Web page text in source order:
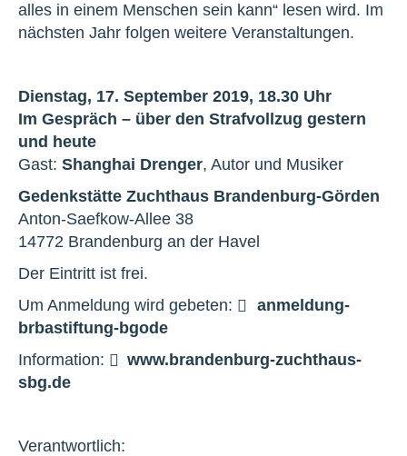
alles in einem Menschen sein kann“ lesen wird. Im
nächsten Jahr folgen weitere Veranstaltungen.
Dienstag, 17. September 2019, 18.30 Uhr
Im Gespräch – über den Strafvollzug gestern
und heute
Gast: Shanghai Drenger, Autor und Musiker
Gedenkstätte Zuchthaus Brandenburg-Görden
Anton-Saefkow-Allee 38
14772 Brandenburg an der Havel
Der Eintritt ist frei.
Um Anmeldung wird gebeten:
anmeldung-
brbastiftung-bgode
Information:
www.brandenburg-zuchthaus-
sbg.de
Verantwortlich: